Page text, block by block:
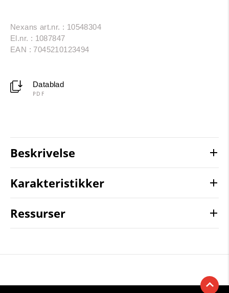
Nexans art.nr. : 10548304
El.nr. : 1087847
EAN : 7045210123494
Datablad
PDF
Beskrivelse
Karakteristikker
Ressurser